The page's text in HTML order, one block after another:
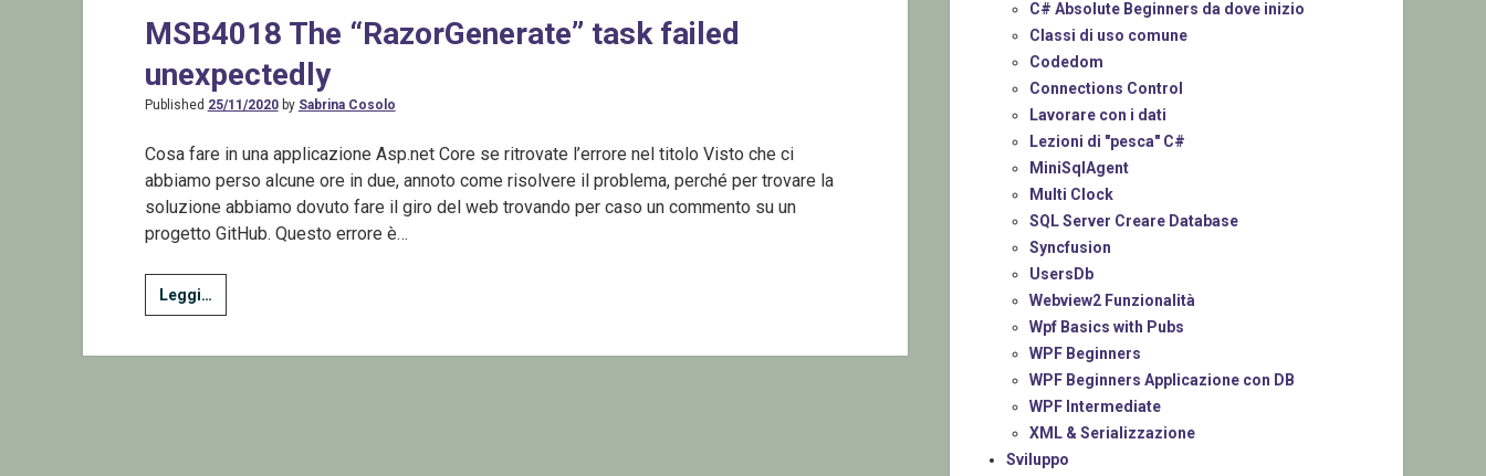
MSB4018 The “RazorGenerate” task failed
unexpectedly
Published 25/11/2020by Sabrina Cosolo
Cosa fare in una applicazione Asp.net Core se ritrovate l’errore nel titolo Visto che ci
abbiamo perso alcune ore in due, annoto come risolvere il problema, perché per trovare la
soluzione abbiamo dovuto fare il giro del web trovando per caso un commento su un
progetto GitHub. Questo errore è…
Leggi…
The
C# Absolute Beginners da dove inizio
Classi di uso comune
Codedom
Connections Control
Lavorare con i dati
Lezioni di "pesca" C#
MiniSqlAgent
Multi Clock
SQL Server Creare Database
Syncfusion
UsersDb
Webview2 Funzionalità
Wpf Basics with Pubs
WPF Beginners
WPF Beginners Applicazione con DB
WPF Intermediate
XML & Serializzazione
Sviluppo